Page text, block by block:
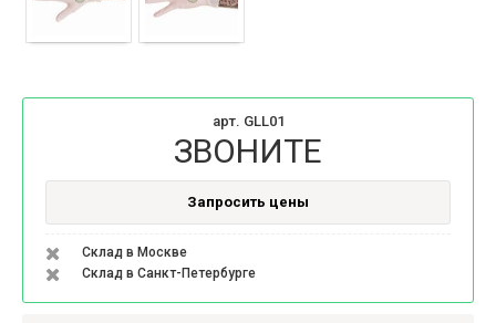
арт. GLL01
ЗВОНИТЕ
Запросить цены
Склад в Москве
Склад в Санкт-Петербурге